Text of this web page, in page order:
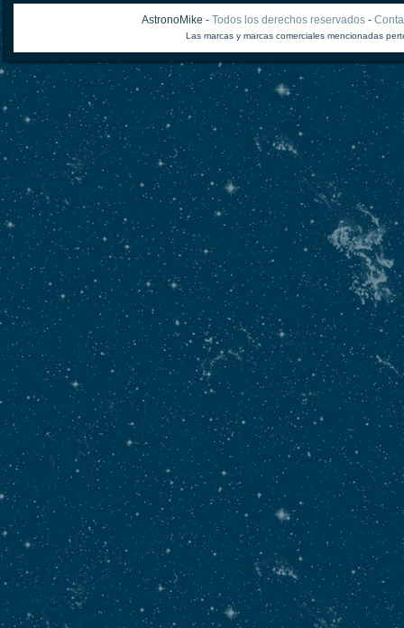
AstronoMike - Todos los derechos reservados-
Las marcas y marcas comerciales mencionadas